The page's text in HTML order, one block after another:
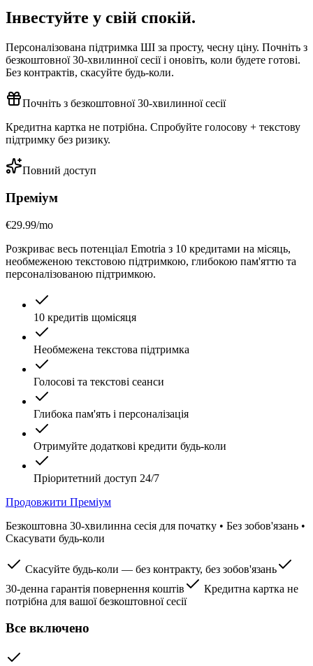
Інвестуйте у свій спокій.
Персоналізована підтримка ШІ за просту, чесну ціну. Почніть з
безкоштовної 30-хвилинної сесії і оновіть, коли будете готові.
Без контрактів, скасуйте будь-коли.
Почніть з безкоштовної 30-хвилинної сесії
Кредитна картка не потрібна. Спробуйте голосову + текстову
підтримку без ризику.
Повний доступ
Преміум
€29.99/mo
Розкриває весь потенціал Emotria з 10 кредитами на місяць,
необмеженою текстовою підтримкою, глибокою пам'яттю та
персоналізованою підтримкою.
10 кредитів щомісяця
Необмежена текстова підтримка
Голосові та текстові сеанси
Глибока пам'ять і персоналізація
Отримуйте додаткові кредити будь-коли
Пріоритетний доступ 24/7
Продовжити Преміум
Безкоштовна 30-хвилинна сесія для початку • Без зобов'язань •
Скасувати будь-коли
Скасуйте будь-коли — без контракту, без зобов'язань
30-денна гарантія повернення коштів
Кредитна картка не
потрібна для вашої безкоштовної сесії
Все включено